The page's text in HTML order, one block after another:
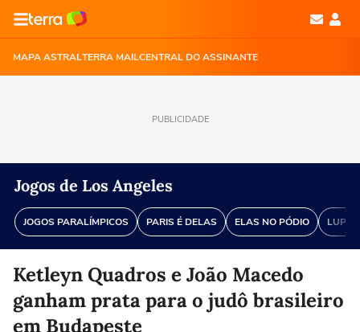
MAPA ASTRALTERRA MAILCENTRAL DO ASSINANTE
PUBLICIDADE
Jogos de Los Angeles
JOGOS PARALÍMPICOS PARIS É DELAS ELAS NO PÓDIO LUPA
Ketleyn Quadros e João Macedo
ganham prata para o judô brasileiro
em Budapeste